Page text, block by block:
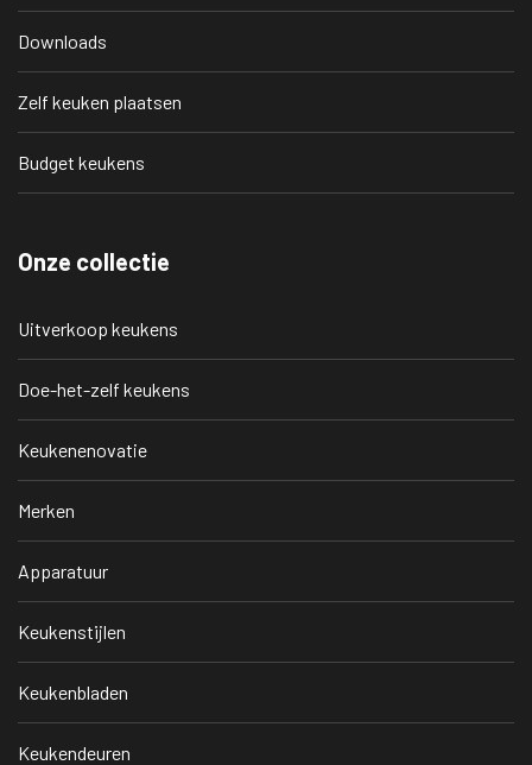
Downloads
Zelf keuken plaatsen
Budget keukens
Onze collectie
Uitverkoop keukens
Doe-het-zelf keukens
Keukenenovatie
Merken
Apparatuur
Keukenstijlen
Keukenbladen
Keukendeuren